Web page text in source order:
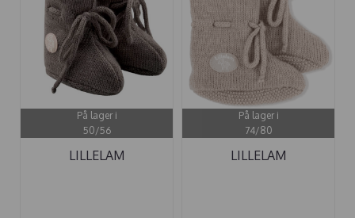
På lager i
50/56
LILLELAM
På lager i
74/80
LILLELAM